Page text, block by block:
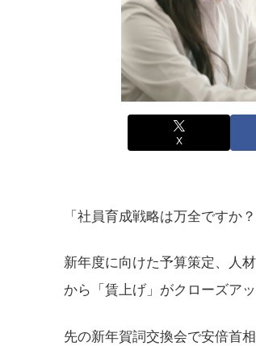
X
「社員育成戦略は万全ですか？
新年度に向けた予算策定、人
から「賃上げ」がクローズア
先の新年賀詞交換会で安倍首